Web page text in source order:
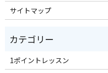
サイトマップ
1ポイントレッスン